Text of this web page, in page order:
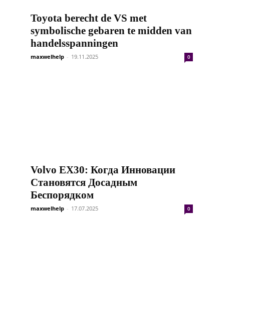
Toyota berecht de VS met
symbolische gebaren te midden van
handelsspanningen
maxwelhelp - 19.11.2025 0
Volvo EX30: Когда Инновации
Становятся Досадным
Беспорядком
maxwelhelp - 17.07.2025 0